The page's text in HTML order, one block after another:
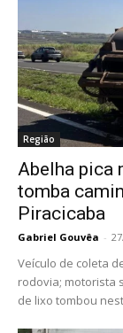
Região
Abelha pica
tomba
Piracicaba
Gabriel Gouvêa -
Veículo de coleta
rodovia; motorista
de lixo tombou